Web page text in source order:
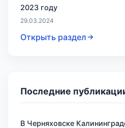
2023 году
29.03.2024
Открыть раздел
Последние
В Черняховске